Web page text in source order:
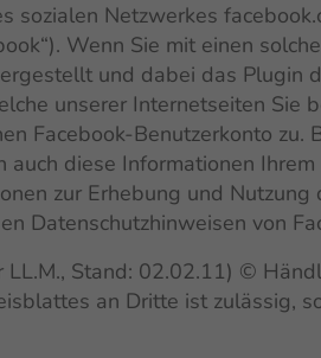
Netzwerkes
Wenn Sie mit einen
und dabei das
unserer Internetseiten
Facebook-Benutzerkonto
diese Informationen
zur Erhebung und
Datenschutzhinweisen von
Stand: 02.02.11) ©
an Dritte ist zulässig,